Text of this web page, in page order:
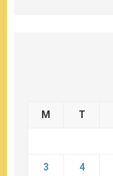
M T
3 4